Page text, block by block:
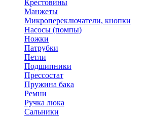
Крестовины
Манжеты
Микропереключатели, кнопки
Насосы (помпы)
Ножки
Патрубки
Петли
Подшипники
Прессостат
Пружина бака
Ремни
Ручка люка
Сальники